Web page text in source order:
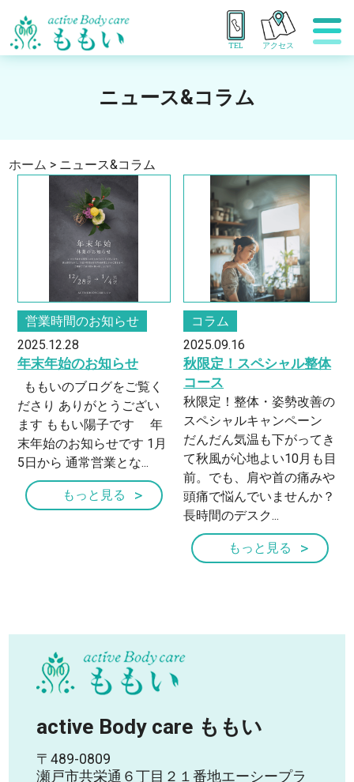
TEL アクセス
ニュース&コラム
ホーム > ニュース&コラム
営業時間のお知らせ
2025.12.28
年末年始のお知らせ
ももいのブログをご覧く
ださり ありがとうござい
ます ももい陽子です 年
末年始のお知らせです 1月
5日から 通常営業とな...
もっと見る
コラム
2025.09.16
秋限定！スペシャル整体
コース
秋限定！整体・姿勢改善の
スペシャルキャンペーン
だんだん気温も下がってき
て秋風が心地よい10月も目
前。でも、肩や首の痛みや
頭痛で悩んでいませんか？
長時間のデスク...
もっと見る
active Body care ももい
〒489-0809
瀬戸市共栄通６丁目２１番地エーシープラ